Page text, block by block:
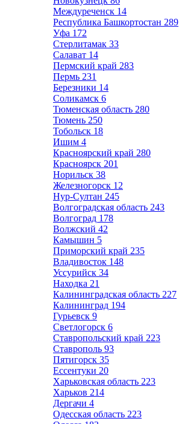
Междуреченск 14
Республика Башкортостан 289
Уфа 172
Стерлитамак 33
Салават 14
Пермский край 283
Пермь 231
Березники 14
Соликамск 6
Тюменская область 280
Тюмень 250
Тобольск 18
Ишим 4
Красноярский край 280
Красноярск 201
Норильск 38
Железногорск 12
Нур-Султан 245
Волгоградская область 243
Волгоград 178
Волжский 42
Камышин 5
Приморский край 235
Владивосток 148
Уссурийск 34
Находка 21
Калининградская область 227
Калининград 194
Гурьевск 9
Светлогорск 6
Ставропольский край 223
Ставрополь 93
Пятигорск 35
Ессентуки 20
Харьковская область 223
Харьков 214
Дергачи 4
Одесская область 223